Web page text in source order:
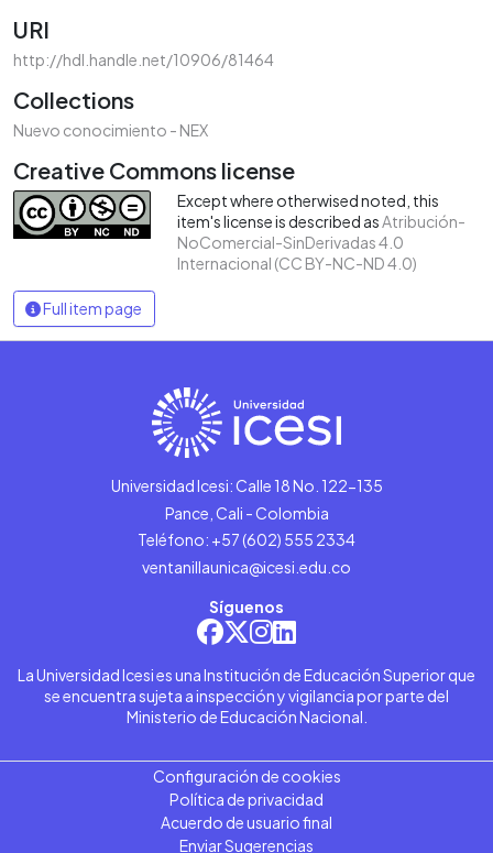
URI
http://hdl.handle.net/10906/81464
Collections
Nuevo conocimiento - NEX
Creative Commons license
Except where otherwised noted, this
item's license is described asAtribución-
NoComercial-SinDerivadas 4.0
Internacional (CC BY-NC-ND 4.0)
Full item page
Universidad Icesi: Calle 18 No. 122-135
Pance, Cali - Colombia
Teléfono: +57 (602) 555 2334
ventanillaunica@icesi.edu.co
Síguenos
La Universidad Icesi es una Institución de Educación Superior que
se encuentra sujeta a inspección y vigilancia por parte del
Ministerio de Educación Nacional.
Configuración de cookies
Política de privacidad
Acuerdo de usuario final
Enviar Sugerencias